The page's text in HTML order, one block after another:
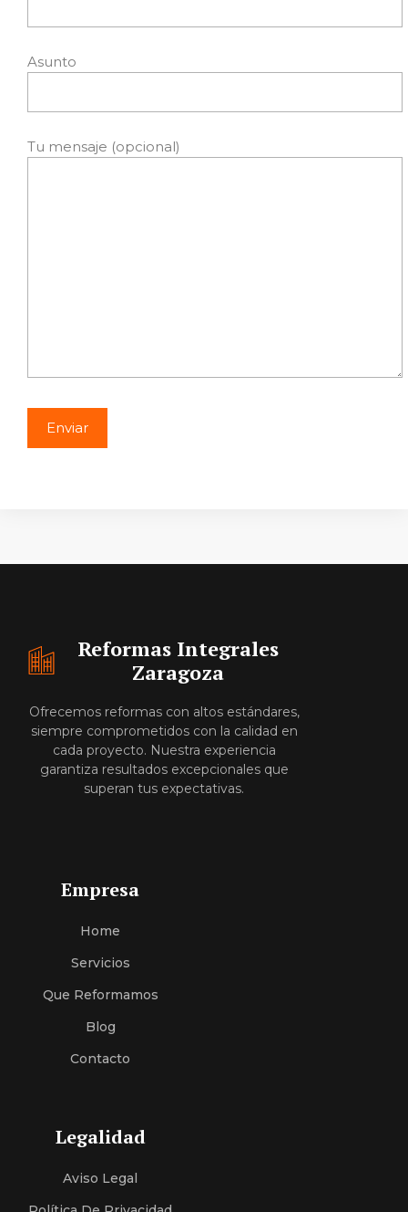
Asunto
Tu mensaje (opcional)
Reformas Integrales
Zaragoza
Ofrecemos reformas con altos estándares,
siempre comprometidos con la calidad en
cada proyecto. Nuestra experiencia
garantiza resultados excepcionales que
superan tus expectativas.
Empresa
Home
ServiciOS
Que Reformamos
Blog
Contacto
Legalidad
Aviso Legal